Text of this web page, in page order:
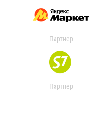
Партнер
Партнер